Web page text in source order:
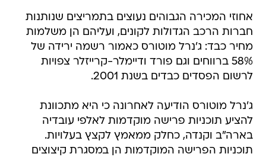
אחוזי המכירה הגבוהים נעוצים בתמריצים שנותנות
חברות הרכב הגדולות לקונים, ועליהם הן משלמות
מחיר כבד: ג'נרל מוטורס כאמור רשמה ירידה של
58% ברווחים וגם פורד ודיימלר-קרייזלר צפויות
לרשום הפסדים כבדים בשנת 2001.
ג'נרל מוטורס הודיעה לאחרונה כי היא מתכוונת
להציע תוכניות פרישה מוקדמות לאלפי עובדיה
בארה"ב וקנדה, כחלק ממאמץ לקצץ בעלויות.
תוכניות הפרישה המוקדמות הן במסגרת קיצוצים